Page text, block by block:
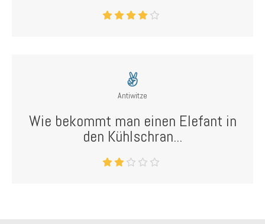
Antiwitze
Wie bekommt man einen Elefant in
den Kühlschran...